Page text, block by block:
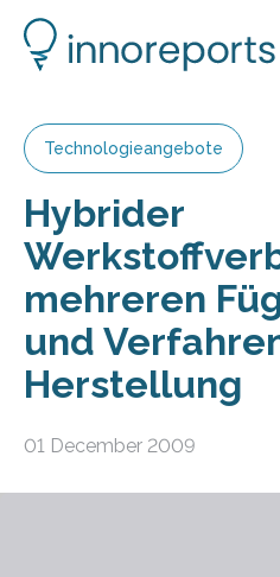
Technologieangebote
Hybrider
mehreren
und
Herstellung
01 December 2009